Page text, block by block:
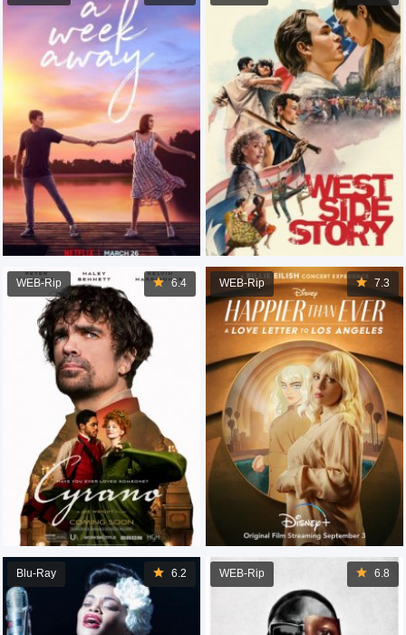
7.3
WEB-Rip
6.4
WEB-Rip
6.8
WEB-Rip
6.2
Blu-Ray